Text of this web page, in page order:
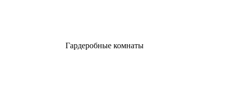
Гардеробные комнаты